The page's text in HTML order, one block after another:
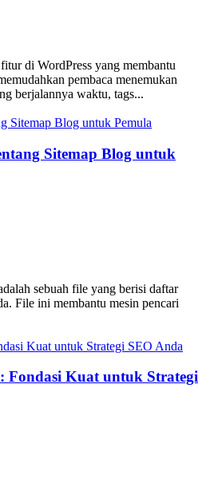
di WordPress yang membantu
pembaca menemukan
berjalannya waktu, tags...
Sitemap Blog untuk
sebuah file yang berisi daftar
File ini membantu mesin pencari
Fondasi Kuat untuk Strategi